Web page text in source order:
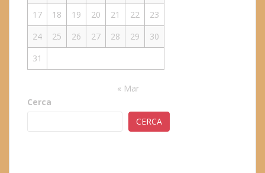
17 18 19 20 21 22
23
24
25 26 27 28 29
30
31
« Mar
Cerca
CERCA